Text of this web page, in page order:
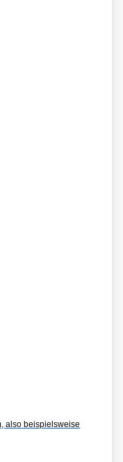
also beispielsweise